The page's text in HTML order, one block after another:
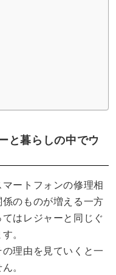
と暮らしの中でウ
ートフォンの修理相
のものが増える一方
はレジャーと同じぐ
。
理由を見ていくと一
。